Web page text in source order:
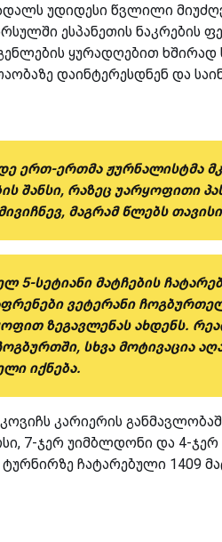
უდიდესი წვლილი
ესპანეთის ნაკრების
ყურადღებით ხშირად
დაინტერესდნენ და
ერთ-ერთმა ჟურნალისტმა
შანსი, რაზეც უარყოფითი
მაგრამ წლებს თავისი
სეტიანი მატჩების
ვეტერანი
ზეგავლენას ახდენს.
სხვა მოტივაცია
იქნება.
კარიერის
7-ჯერ უიმბლდონი და 4-ჯერ
ჩატარებული 1409